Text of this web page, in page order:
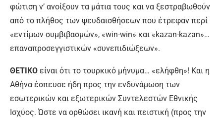
φώτιση ν’ ανοίξουν τα μάτια τους και να ξεστραβωθούν
από το πλήθος των ψευδαισθήσεων που έτρεφαν περί
«εντίμων συμβιβασμών», «win-win» και «kazan-kazan»…
επαναπροσεγγιστικών «συνεπιδιώξεων».
ΘΕΤΙΚΟ είναι ότι το τουρκικό μήνυμα… «ελήφθη»! Και η
Αθήνα έσπευσε ήδη προς την ενδυνάμωση των
εσωτερικών και εξωτερικών Συντελεστών Εθνικής
Ισχύος. Ώστε να ορθώσει ικανή και πειστική (προς την